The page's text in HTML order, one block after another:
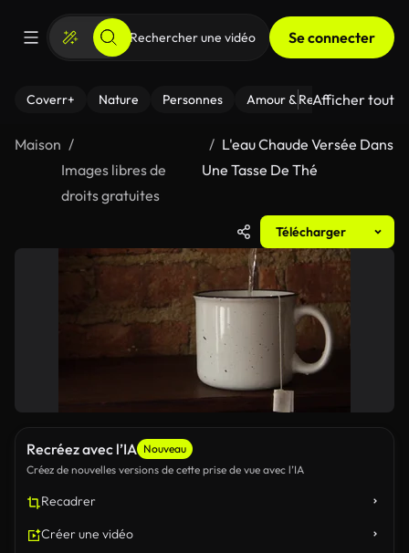
Se connecter
Coverr+ Nature Personnes Amour & Relations Le
Afficher tout
Maison
Images libres de
droits gratuites
L'eau Chaude Versée Dans
Une Tasse De Thé
Télécharger
Recréez avec l’IA Nouveau
Créez de nouvelles versions de cette prise de vue avec l’IA
Recadrer
Créer une vidéo